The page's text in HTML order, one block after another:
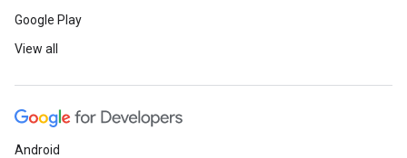
Google Play
View all
Android